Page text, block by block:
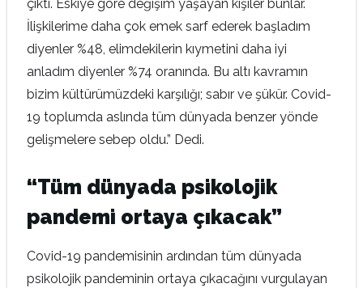
çıktı. Eskiye göre değişim yaşayan kişiler bunlar.
İlişkilerime daha çok emek sarf ederek başladım
diyenler %48, elimdekilerin kıymetini daha iyi
anladım diyenler %74 oranında. Bu altı kavramın
bizim kültürümüzdeki karşılığı; sabır ve şükür. Covid-
19 toplumda aslında tüm dünyada benzer yönde
gelişmelere sebep oldu.” Dedi.
“Tüm dünyada psikolojik
pandemi ortaya çıkacak”
Covid-19 pandemisinin ardından tüm dünyada
psikolojik pandeminin ortaya çıkacağını vurgulayan